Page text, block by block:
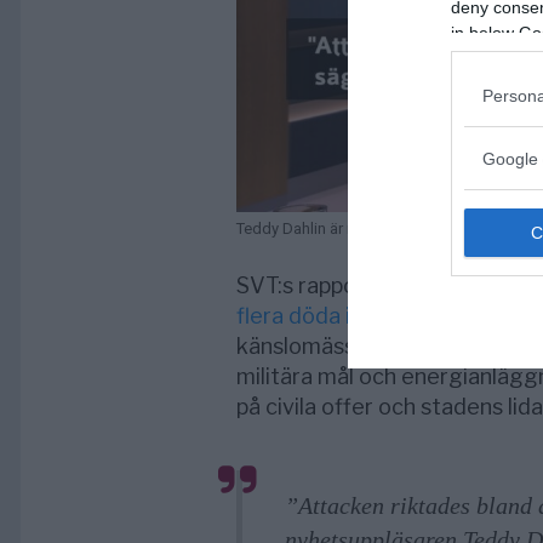
deny
in below
Google
Teddy Dahlin är nyhetsuppläsare på SVT |
SVT:s rapportering (baserad
flera döda i Kiev”
och inslag i
känslomässiga och mänskliga
militära mål och
på civila offer och stadens
”Attacken riktades bland